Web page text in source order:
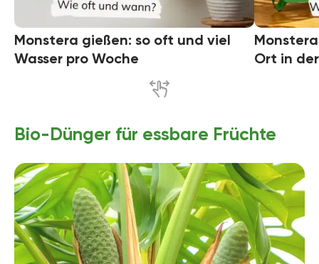
Monstera gießen: so oft und viel
Wasser pro Woche
Ort in
Bio-Dünger für essbare Früchte